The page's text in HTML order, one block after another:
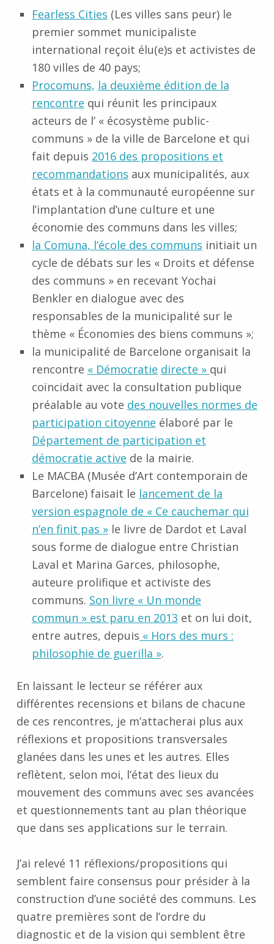
Fearless Cities (Les villes sans peur) le
premier sommet municipaliste
international reçoit élu(e)s et activistes de
180 villes de 40 pays;
Procomuns, la deuxième édition de la
rencontre qui réunit les principaux
acteurs de l’ « écosystème public-
communs » de la ville de Barcelone et qui
fait depuis 2016 des propositions et
recommandations aux municipalités, aux
états et à la communauté européenne sur
l’implantation d’une culture et une
économie des communs dans les villes;
la Comuna, l’école des communs initiait un
cycle de débats sur les « Droits et défense
des communs » en recevant Yochai
Benkler en dialogue avec des
responsables de la municipalité sur le
thème « Économies des biens communs »;
la municipalité de Barcelone organisait la
rencontre « Démocratie directe » qui
coïncidait avec la consultation publique
préalable au vote des nouvelles normes de
participation citoyenne élaboré par le
Département de participation et
démocratie active de la mairie.
Le MACBA(Musée d’Art contemporain de
Barcelone) faisait le lancement de la
version espagnole de « Ce cauchemar qui
n’en finit pas »le livre de Dardot et Laval
sous forme de dialogue entre Christian
Laval et Marina Garces, philosophe,
auteure prolifique et activiste des
communs. Son livre « Un monde
commun » est paru en 2013 et on lui doit,
entre autres, depuis « Hors des murs :
philosophie de guerilla ».
En laissant le lecteur se référer aux
différentes recensions et bilans de chacune
de ces rencontres, je m’attacherai plus aux
réflexions et propositions transversales
glanées dans les unes et les autres. Elles
reflètent, selon moi, l’état des lieux du
mouvement des communs avec ses avancées
et questionnements tant au plan théorique
que dans ses applications sur le terrain.
J’ai relevé 11 réflexions/propositions qui
semblent faire consensus pour présider à la
construction d’une société des communs. Les
quatre premières sont de l’ordre du
diagnostic et de la vision qui semblent être